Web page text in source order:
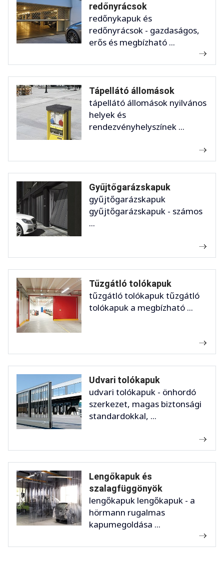
redőnyrácsok
redőnykapuk és
redőnyrácsok - gazdaságos,
erős és megbízható ...
Tápellátó állomások
tápellátó állomások nyilvános
helyek és
rendezvényhelyszínek ...
Gyűjtőgarázskapuk
gyűjtőgarázskapuk
gyűjtőgarázskapuk - számos
...
Tűzgátló tolókapuk
tűzgátló tolókapuk tűzgátló
tolókapuk a megbízható ...
Udvari tolókapuk
udvari tolókapuk - önhordó
szerkezet, magas biztonsági
standardokkal, ...
Lengőkapuk és
szalagfüggönyök
lengőkapuk lengőkapuk - a
hörmann rugalmas
kapumegoldása ...